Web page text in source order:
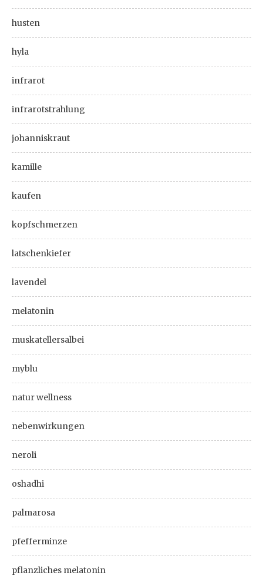
husten
hyla
infrarot
infrarotstrahlung
johanniskraut
kamille
kaufen
kopfschmerzen
latschenkiefer
lavendel
melatonin
muskatellersalbei
myblu
natur wellness
nebenwirkungen
neroli
oshadhi
palmarosa
pfefferminze
pflanzliches melatonin